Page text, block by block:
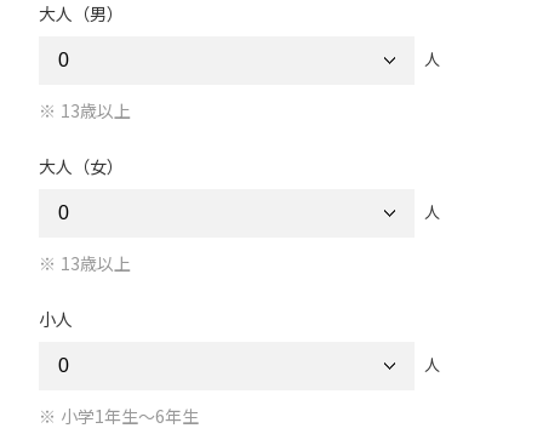
大人（男）
人
13歳以上
大人（女）
人
13歳以上
小人
人
小学1年生～6年生